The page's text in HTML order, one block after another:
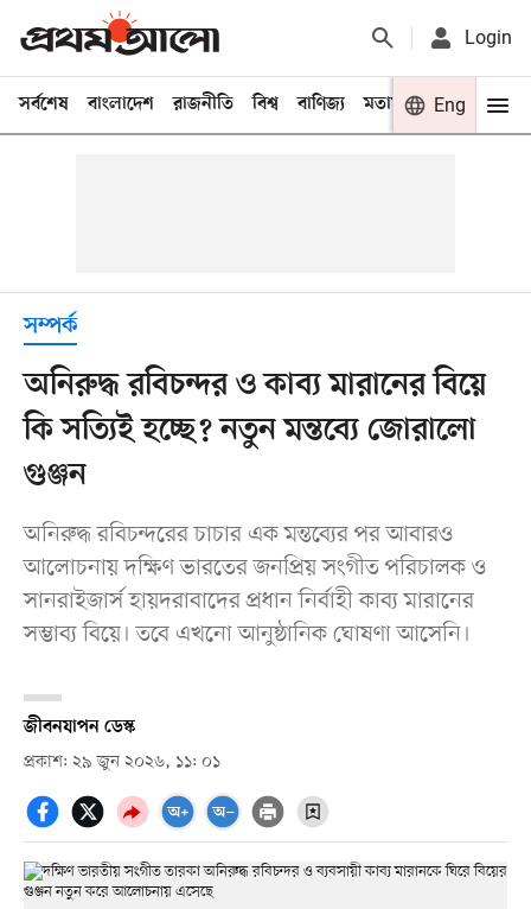
Login
সর্বশেষ বাংলাদেশ রাজনীতি বিশ্ব বাণিজ্য মতামত খেলা
Eng
সম্পর্ক
অনিরুদ্ধ রবিচন্দর ও কাব্য মারানের বিয়ে
কি সত্যিই হচ্ছে? নতুন মন্তব্যে জোরালো
গুঞ্জন
অনিরুদ্ধ রবিচন্দরের চাচার এক মন্তব্যের পর আবারও
আলোচনায় দক্ষিণ ভারতের জনপ্রিয় সংগীত পরিচালক ও
সানরাইজার্স হায়দরাবাদের প্রধান নির্বাহী কাব্য মারানের
সম্ভাব্য বিয়ে। তবে এখনো আনুষ্ঠানিক ঘোষণা আসেনি।
জীবনযাপন ডেস্ক
প্রকাশ: ২৯ জুন ২০২৬, ১১: ০১